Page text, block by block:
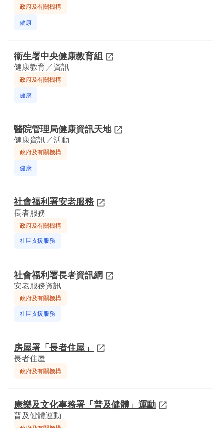
政府及有關機構
健康
衞生署中央健康教育組
健康教育／資訊
政府及有關機構
健康
醫院管理局健康資訊天地
健康資訊／活動
政府及有關機構
健康
社會福利署安老服務
長者服務
政府及有關機構
社區支援服務
社會福利署長者資訊網
安老服務資訊
政府及有關機構
社區支援服務
房屋署「長者住屋」
長者住屋
政府及有關機構
康樂及文化事務署「普及健體」運動
普及健體運動